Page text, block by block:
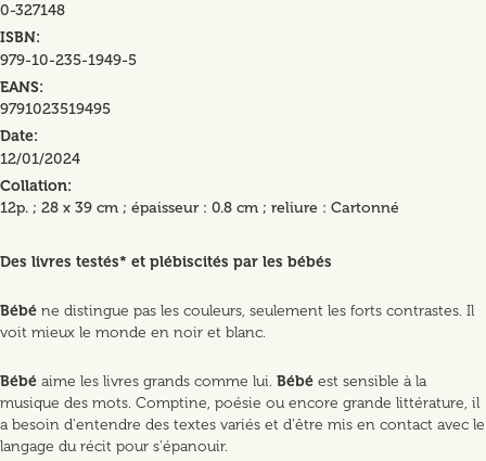
0-327148
ISBN
979-10-235-1949-5
EANS
9791023519495
Date
12/01/2024
Collation
12p. ; 28 x 39 cm ; épaisseur : 0.8 cm ; reliure : Cartonné
Des livres testés* et plébiscités par les bébés
Bébé ne distingue pas les couleurs, seulement les forts contrastes. Il
voit mieux le monde en noir et blanc.
Bébé aime les livres grands comme lui. Bébé est sensible à la
musique des mots. Comptine, poésie ou encore grande littérature, il
a besoin d'entendre des textes variés et d'être mis en contact avec le
langage du récit pour s'épanouir.